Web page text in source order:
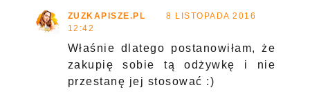
ZUZKAPISZE.PL
8 LISTOPADA 2016
12:42
Właśnie dlatego postanowiłam, że
zakupię sobie tą odżywkę i nie
przestanę jej stosować :)